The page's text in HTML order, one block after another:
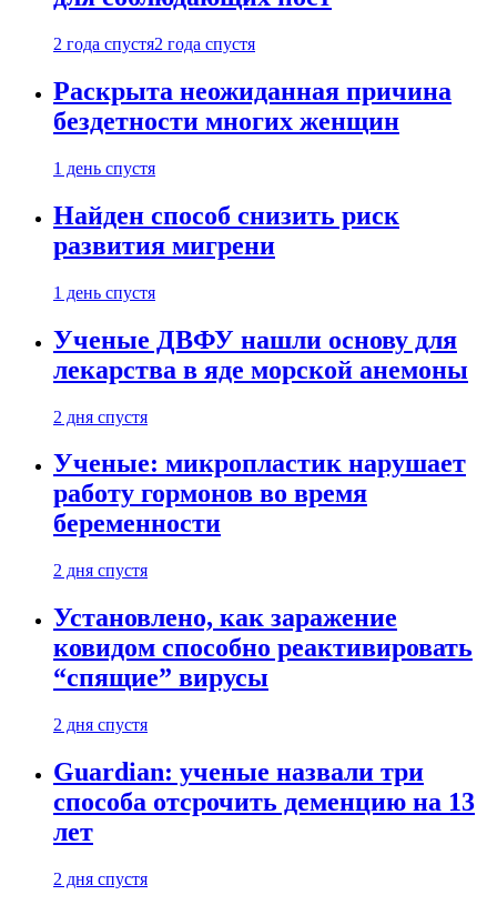
2 года спустя2 года спустя
Раскрыта неожиданная причина
бездетности многих женщин
1 день спустя
Найден способ снизить риск
развития мигрени
1 день спустя
Ученые ДВФУ нашли основу для
лекарства в яде морской анемоны
2 дня спустя
Ученые: микропластик нарушает
работу гормонов во время
беременности
2 дня спустя
Установлено, как заражение
ковидом способно реактивировать
“спящие” вирусы
2 дня спустя
Guardian: ученые назвали три
способа отсрочить деменцию на 13
лет
2 дня спустя